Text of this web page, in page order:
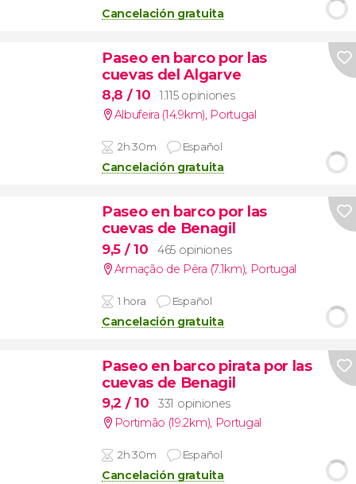
Cancelación gratuita
Paseo en barco por las
cuevas del Algarve
8,8 / 10
1.115 opiniones
Albufeira (14.9km), Portugal
2h 30m Español
Cancelación gratuita
Paseo en barco por las
cuevas de Benagil
9,5 / 10
465 opiniones
Armação de Pêra (7.1km), Portugal
1 hora Español
Cancelación gratuita
Paseo en barco pirata por las
cuevas de Benagil
9,2 / 10
331 opiniones
Portimão (19.2km), Portugal
2h 30m Español
Cancelación gratuita